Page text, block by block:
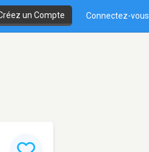
un Compte Connectez-vous